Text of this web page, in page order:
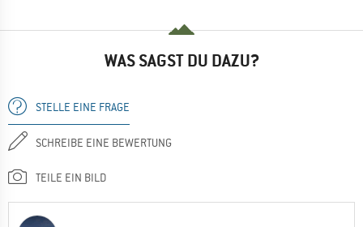
WAS SAGST DU DAZU?
STELLE EINE FRAGE
SCHREIBE EINE BEWERTUNG
TEILE EIN BILD